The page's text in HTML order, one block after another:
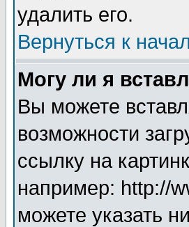
удалить его.
Вернуться к
Могу ли я
Вы можете
возможности
ссылку на
например: http://
можете указать